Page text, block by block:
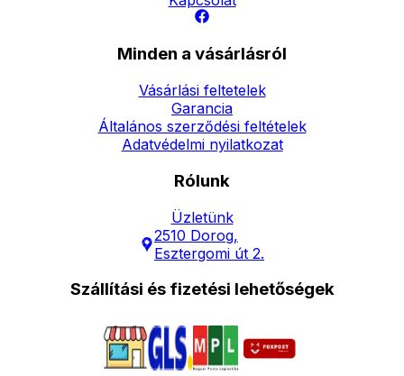
Minden a vásárlásról
Vásárlási feltetelek
Garancia
Általános szerződési feltételek
Adatvédelmi nyilatkozat
Rólunk
Üzletünk
2510 Dorog,
Esztergomi út 2.
Szállítási és fizetési lehetőségek